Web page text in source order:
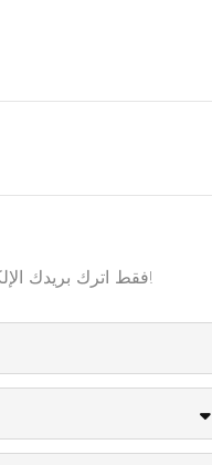
فقط اترك بريدك الإلكتروني أو رقم هاتفك في نموذج الاتصال حتى نتمكن من إرسال عرض أسعار مجاني لنا لمجموعة واسعة من التصاميم!